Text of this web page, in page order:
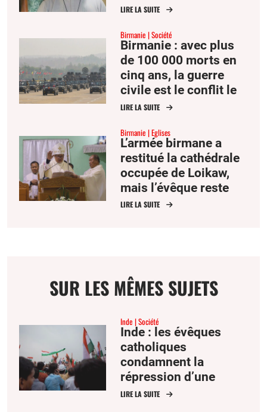
LIRE LA SUITE
Birmanie Société
Birmanie : avec plus
de 100 000 morts en
cinq ans, la guerre
civile est le conflit le
plus meurtrier en Asie
LIRE LA SUITE
Birmanie Eglises
L’armée birmane a
restitué la cathédrale
occupée de Loikaw,
mais l’évêque reste
avec les réfugiés
LIRE LA SUITE
SUR LES MÊMES SUJETS
Inde Société
Inde : les évêques
catholiques
condamnent la
répression d’une
manifestation
LIRE LA SUITE